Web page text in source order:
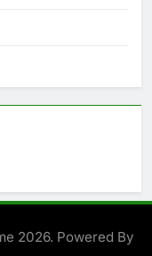
2026. Powered By